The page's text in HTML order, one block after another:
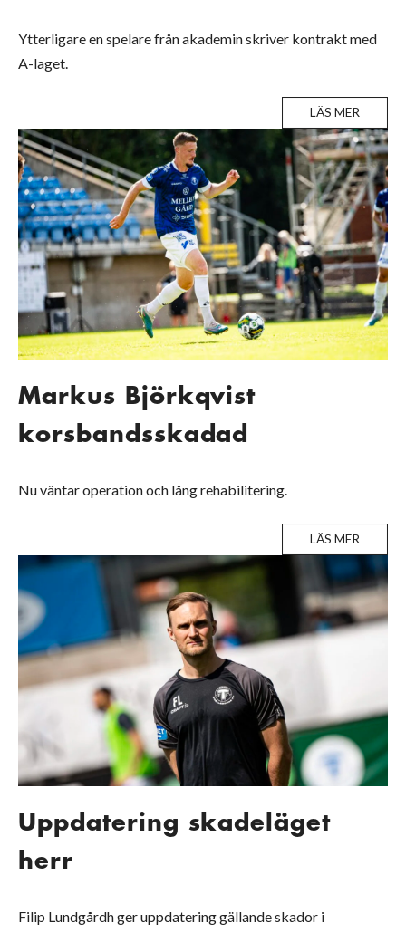
Ytterligare en spelare från akademin skriver kontrakt med
A-laget.
LÄS MER
Markus Björkqvist
korsbandsskadad
Nu väntar operation och lång rehabilitering.
LÄS MER
Uppdatering skadeläget
herr
Filip Lundgårdh ger uppdatering gällande skador i